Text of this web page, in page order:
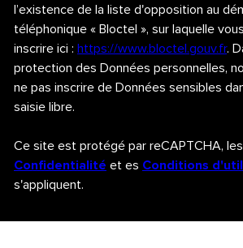
l’existence de la liste d'opposition au
téléphonique « Bloctel », sur laquelle
inscrire ici : https://www.bloctel.gouv.fr.
protection des Données personnelles,
ne pas inscrire de Données sensibles
saisie libre.
Ce site est protégé par reCAPTCHA, les
Confidentialité et es Conditions
s'appliquent.